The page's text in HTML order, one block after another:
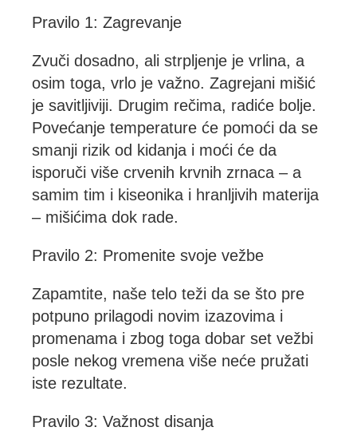
Pravilo 1: Zagrevanje
Zvuči dosadno, ali strpljenje je vrlina, a
osim toga, vrlo je važno. Zagrejani mišić
je savitljiviji. Drugim rečima, radiće bolje.
Povećanje temperature će pomoći da se
smanji rizik od kidanja i moći će da
isporuči više crvenih krvnih zrnaca – a
samim tim i kiseonika i hranljivih materija
– mišićima dok rade.
Pravilo 2: Promenite svoje vežbe
Zapamtite, naše telo teži da se što pre
potpuno prilagodi novim izazovima i
promenama i zbog toga dobar set vežbi
posle nekog vremena više neće pružati
iste rezultate.
Pravilo 3: Važnost disanja